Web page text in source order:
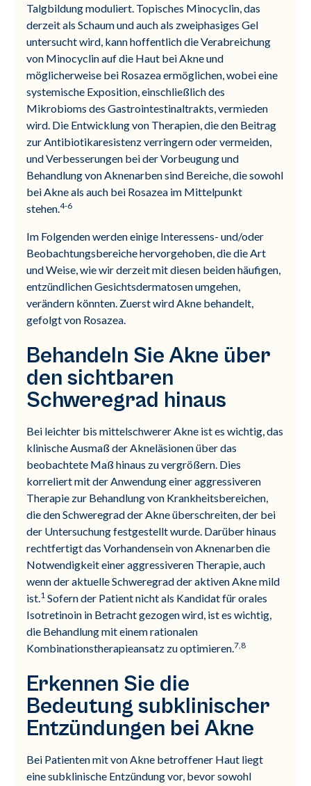
Talgbildung moduliert. Topisches Minocyclin, das
derzeit als Schaum und auch als zweiphasiges Gel
untersucht wird, kann hoffentlich die Verabreichung
von Minocyclin auf die Haut bei Akne und
möglicherweise bei Rosazea ermöglichen, wobei eine
systemische Exposition, einschließlich des
Mikrobioms des Gastrointestinaltrakts, vermieden
wird. Die Entwicklung von Therapien, die den Beitrag
zur Antibiotikaresistenz verringern oder vermeiden,
und Verbesserungen bei der Vorbeugung und
Behandlung von Aknenarben sind Bereiche, die sowohl
bei Akne als auch bei Rosazea im Mittelpunkt
stehen.4-6
Im Folgenden werden einige Interessens- und/oder
Beobachtungsbereiche hervorgehoben, die die Art
und Weise, wie wir derzeit mit diesen beiden häufigen,
entzündlichen Gesichtsdermatosen umgehen,
verändern könnten. Zuerst wird Akne behandelt,
gefolgt von Rosazea.
Behandeln Sie Akne über
den sichtbaren
Schweregrad hinaus
Bei leichter bis mittelschwerer Akne ist es wichtig, das
klinische Ausmaß der Akneläsionen über das
beobachtete Maß hinaus zu vergrößern. Dies
korreliert mit der Anwendung einer aggressiveren
Therapie zur Behandlung von Krankheitsbereichen,
die den Schweregrad der Akne überschreiten, der bei
der Untersuchung festgestellt wurde. Darüber hinaus
rechtfertigt das Vorhandensein von Aknenarben die
Notwendigkeit einer aggressiveren Therapie, auch
wenn der aktuelle Schweregrad der aktiven Akne mild
ist.1 Sofern der Patient nicht als Kandidat für orales
Isotretinoin in Betracht gezogen wird, ist es wichtig,
die Behandlung mit einem rationalen
Kombinationstherapieansatz zu optimieren.7,8
Erkennen Sie die
Bedeutung subklinischer
Entzündungen bei Akne
Bei Patienten mit von Akne betroffener Haut liegt
eine subklinische Entzündung vor, bevor sowohl